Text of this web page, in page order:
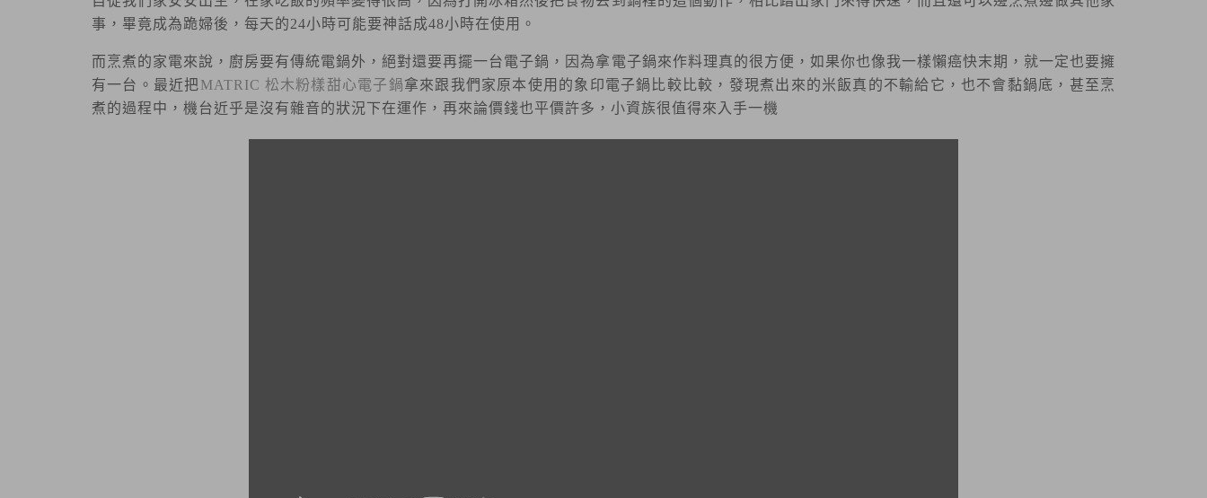
事，畢竟成為跪婦後，每天的24小時可能要神話成48小時在使用。
而烹煮的家電來說，廚房要有傳統電鍋外，絕對還要再擺一台電子鍋，因為拿電子鍋來作料理真的很方便，如果你也像我一樣懶癌快末期，就一定也要擁
有一台。最近把MATRIC 松木粉樣甜心電子鍋拿來跟我們家原本使用的象印電子鍋比較比較，發現煮出來的米飯真的不輸給它，也不會黏鍋底，甚至烹
煮的過程中，機台近乎是沒有雜音的狀況下在運作，再來論價錢也平價許多，小資族很值得來入手一機